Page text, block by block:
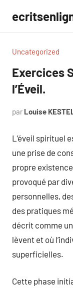
contenu
Uncategorized
Exercices
l’Éveil.
par Louise
L’éveil spirituel
une prise de
propre
provoqué par
personnelles,
des pratiques
décrit comme
lèvent et où
superficielles.
Cette phase